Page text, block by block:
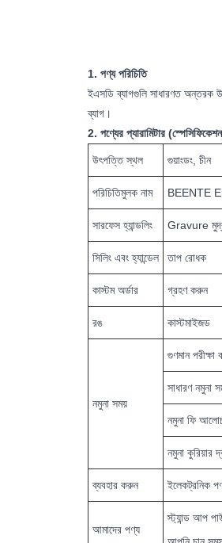
1. পণ্য পরিচিতি
ইএসডি ব্যাগগুলি সাধারণত অন্তরক
ব্যাগ।
2. পণ্যের প্যারামিটার
উৎপত্তি স্থল গুয়াংডং, চীন
পরিচিতিমুলক নাম BEENTE
সারফেস হ্যান্ডলিং Gravure
সিলিং এবং হ্যান্ডেল তাপ রোধক
কাস্টম অর্ডার গ্রহণ করুন
রঙ কাস্টমাইজড
নমুনা সময়
গুণমান
সাধারণ নমুনা
নমুনা ফি
নমুনা কুরিয়ার
ব্যবহার করুন ইলেকট্রনিক
আমাদের পণ্য
স্ট্যান্ড আপ